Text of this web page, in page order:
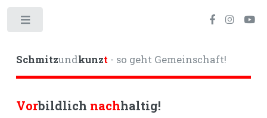
Schmitzundkunzt- so geht Gemeinschaft!
Vorbildlich nachhaltig!